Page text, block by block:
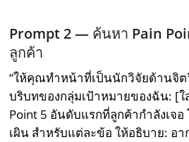
Prompt 2 — ค้นหา Pain
ลูกค้า
“ให้คุณทำหน้าที่เป็นนักวิจัยด้านจิ
บริบทของกลุ่มเป้าหมายของฉัน: [ใ
Point 5 อันดับแรกที่ลูกค้ากำลังเจ
เผิน สำหรับแต่ละข้อ ให้อธิบาย: อ